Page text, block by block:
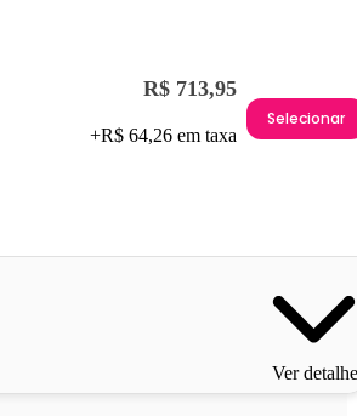
R$ 713,95
+R$ 64,26 em taxa
Selecionar
Ver